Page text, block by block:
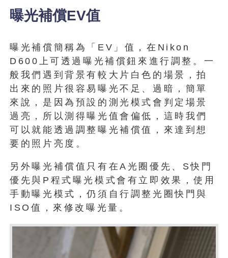
曝光補償EV值
曝光補償簡稱為「EV」值，在Nikon
D600上可透過曝光補償鈕來進行調整。一
般我們遇到背景有較大片白色的場景，拍
出來的照片很容易曝光不足、過暗，簡單
來說，是因為預設的測光模式會判定場景
過亮，所以測得曝光值會偏低，這時我們
可以就能透過調整曝光補償值，來達到想
要的照片亮度。
另外曝光補償值只有在A光圈優先、S快門
優先與P程式曝光模式會有立即效果，使用
手動曝光模式，仍須自行調整光圈快門與
ISO值，來修改曝光量。